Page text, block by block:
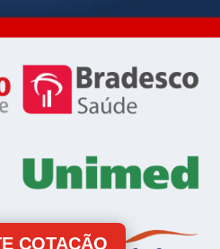
COTAÇÃO